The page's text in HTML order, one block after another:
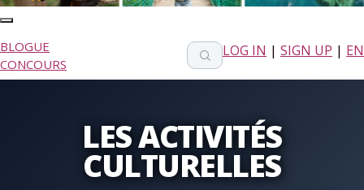
BLOGUE
CONCOURS
LOG IN | SIGN UP | EN
LES ACTIVITÉS
CULTURELLES